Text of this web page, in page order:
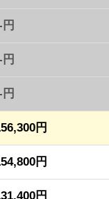
円
円
円